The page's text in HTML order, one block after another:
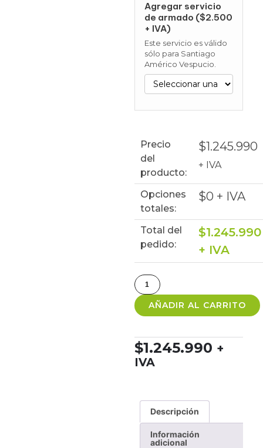
Agregar servicio
de armado ($2.500
+ IVA)
Este servicio es válido
sólo para Santiago
Américo Vespucio.
Precio
del
producto:
$1.245.990
+ IVA
Opciones
totales:
$0 + IVA
Total del
pedido:
$1.245.990
+ IVA
AÑADIR AL CARRITO
$1.245.990 +
IVA
Descripción
Información
adicional